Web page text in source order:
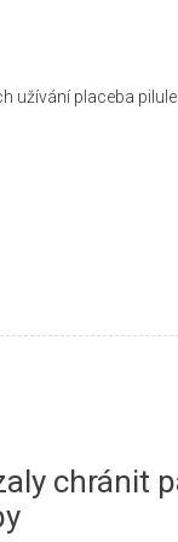
placeba
chránit